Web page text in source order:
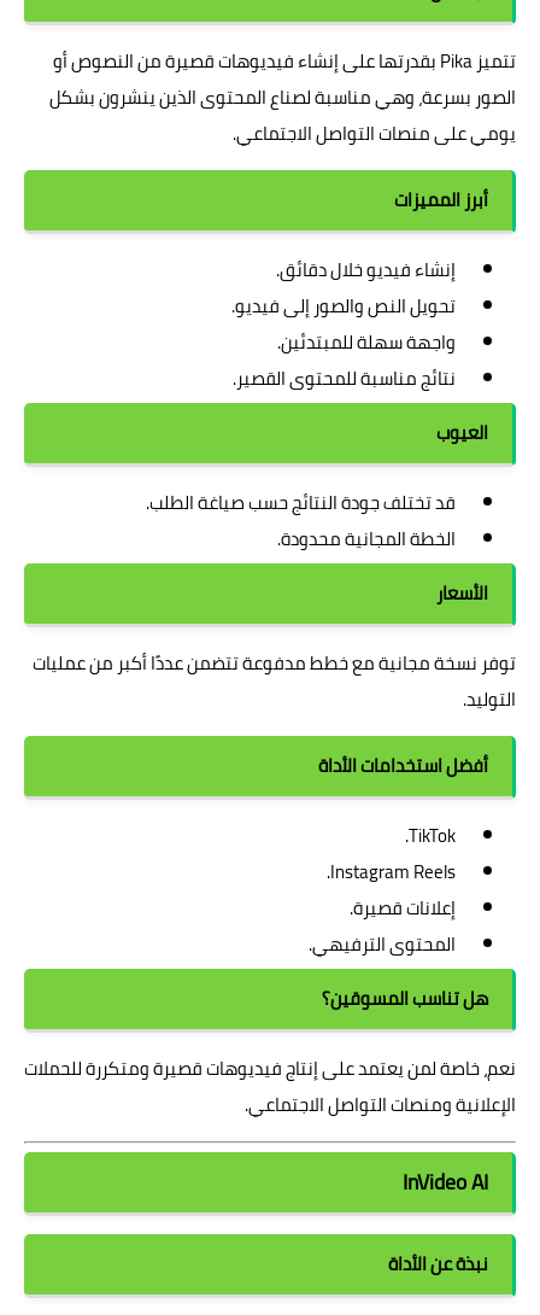
تتميز Pika بقدرتها على إنشاء فيديوهات قصيرة من النصوص أو
الصور بسرعة، وهي مناسبة لصناع المحتوى الذين ينشرون بشكل
يومي على منصات التواصل الاجتماعي.
أبرز المميزات
إنشاء فيديو خلال دقائق.
تحويل النص والصور إلى فيديو.
واجهة سهلة للمبتدئين.
نتائج مناسبة للمحتوى القصير.
العيوب
قد تختلف جودة النتائج حسب صياغة الطلب.
الخطة المجانية محدودة.
الأسعار
توفر نسخة مجانية مع خطط مدفوعة تتضمن عددًا أكبر من عمليات
التوليد.
أفضل استخدامات الأداة
TikTok.
Instagram Reels.
إعلانات قصيرة.
المحتوى الترفيهي.
هل تناسب المسوقين؟
نعم، خاصة لمن يعتمد على إنتاج فيديوهات قصيرة ومتكررة للحملات
الإعلانية ومنصات التواصل الاجتماعي.
InVideo AI
نبذة عن الأداة